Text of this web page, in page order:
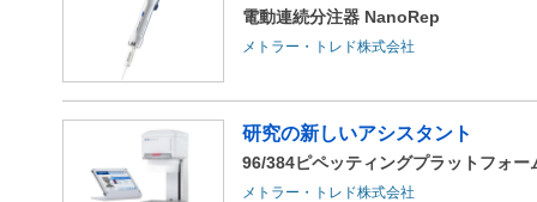
電動連続分注器 NanoRep
メトラー・トレド株式会社
研究の新しいアシスタント
96/384ピペッティングプラットフォ
メトラー・トレド株式会社